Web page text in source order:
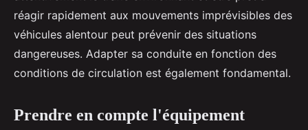
réagir rapidement aux mouvements imprévisibles des
véhicules alentour peut prévenir des situations
dangereuses. Adapter sa conduite en fonction des
conditions de circulation est également fondamental.
Prendre en compte l'équipement